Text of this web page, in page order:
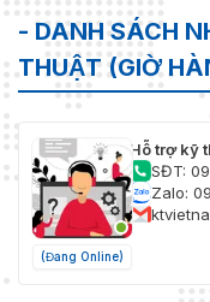
- DANH SÁCH
THUẬT (GIỜ
(Đang Online)
Hỗ trợ kỹ
SĐT:
Zalo: